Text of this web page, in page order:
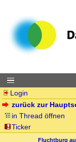
Login
zurück zur
in Thread öffnen
Ticker
Fluchtburg